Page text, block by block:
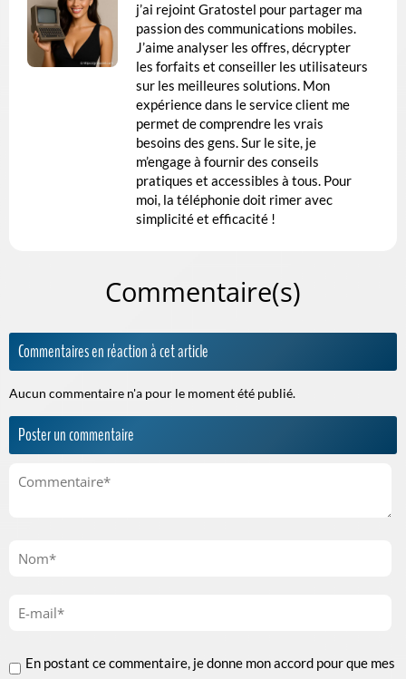
j’ai rejoint Gratostel pour partager ma
passion des communications mobiles.
J’aime analyser les offres, décrypter
les forfaits et conseiller les utilisateurs
sur les meilleures solutions. Mon
expérience dans le service client me
permet de comprendre les vrais
besoins des gens. Sur le site, je
m’engage à fournir des conseils
pratiques et accessibles à tous. Pour
moi, la téléphonie doit rimer avec
simplicité et efficacité !
Commentaire(s)
Commentaires en réaction à cet article
Aucun commentaire n'a pour le moment été publié.
Poster un commentaire
En postant ce commentaire, je donne mon accord pour que mes